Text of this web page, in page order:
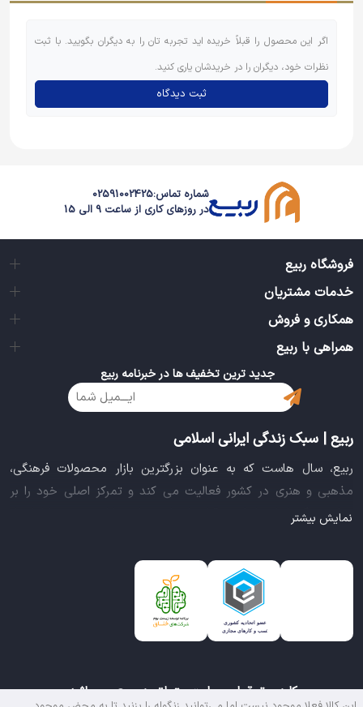
اگر این محصول را قبلاً خریده اید تجربه تان را به دیگران بگویید. با ثبت
نظرات خود، دیگران را در خریدشان یاری کنید.
ثبت دیدگاه
شماره تماس:02591002425
در روزهای کاری از ساعت 9 الی 15
فروشگاه ربیع
خدمات مشتریان
همکاری و فروش
همراهی با ربیع
جدید ترین تخفیف ها در خبرنامه ربیع
ربیع | سبک زندگی ایرانی اسلامی
ربیع، سال هاست که به عنوان بزرگترین بازار محصولات فرهنگی،
مذهبی و هنری در کشور فعالیت می کند و تمرکز اصلی خود را بر
سبک زندگی ایرانی اسلامی قرار داده است. این بازار مجموعه کاملی از
شما را برای خرید اینترنتی کالاهای فرهنگی، مذهبی و هنری برآورده
ایده خلاقانه عرضه محصولات فرهنگی در بستر اینترنت باعث شد تا
ربیع، علاوه بر داشتن نماد اعتماد الکترونیکی و مجوز سازمان صنفی
مطمئن و آسان، پیشتاز باشد.
نمایش بیشتر
کلیه حقوق این سایت متعلق به ربیع می باشد.